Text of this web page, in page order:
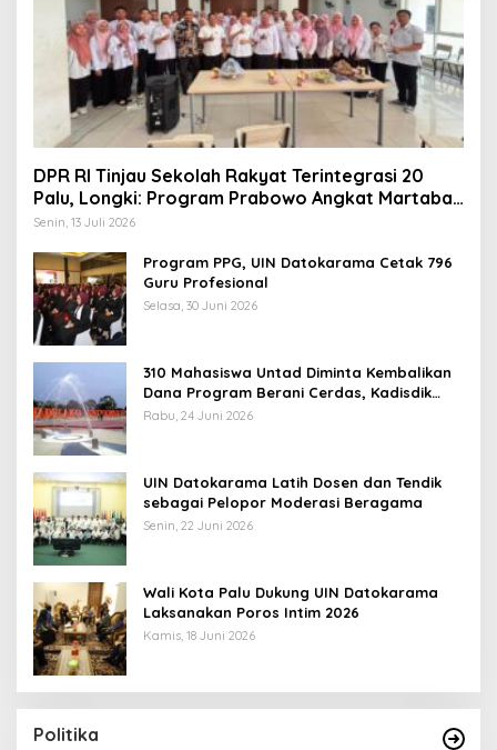
DPR RI Tinjau Sekolah Rakyat Terintegrasi 20
Palu, Longki: Program Prabowo Angkat Martabat
Anak Miskin
Senin, 13 Juli 2026
Program PPG, UIN Datokarama Cetak 796
Guru Profesional
Selasa, 30 Juni 2026
310 Mahasiswa Untad Diminta Kembalikan
Dana Program Berani Cerdas, Kadisdik
Sulteng: Tidak Boleh Terima Beasiswa
Rabu, 24 Juni 2026
UIN Datokarama Latih Dosen dan Tendik
sebagai Pelopor Moderasi Beragama
Senin, 22 Juni 2026
Wali Kota Palu Dukung UIN Datokarama
Laksanakan Poros Intim 2026
Kamis, 18 Juni 2026
Politika